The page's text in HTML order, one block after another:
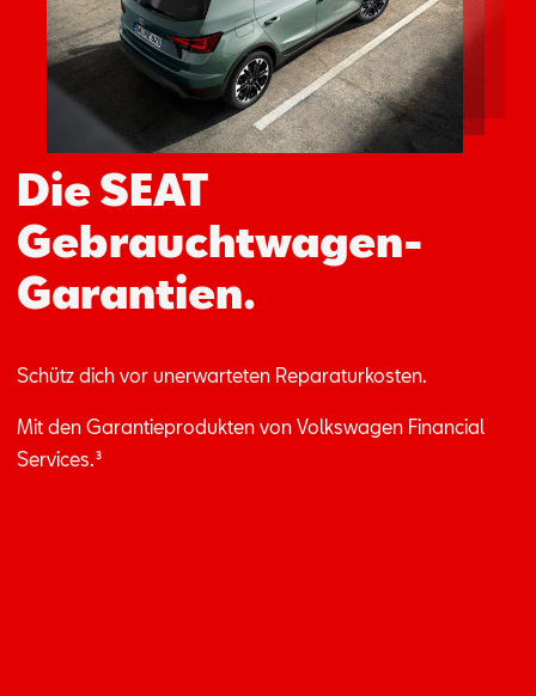
Die SEAT
Gebrauchtwagen-
Garantien.
Schütz dich vor un­er­war­te­ten Re­pa­ra­tur­kos­ten.
Mit den Ga­ran­tie­pro­duk­ten von Volks­wa­gen Fi­nan­ci­al
Ser­vices.³